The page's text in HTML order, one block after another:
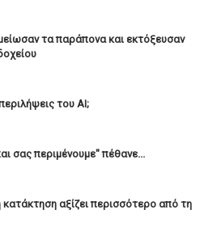
τα παράπονα και εκτόξευσαν
του ΑΙ;
σας περιμένουμε" πέθανε...
αξίζει περισσότερο από τη